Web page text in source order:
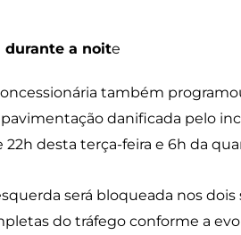
durante a noite
também
danificada pelo
desta terça-feira e 6h da
será bloqueada nos
do tráfego conforme a